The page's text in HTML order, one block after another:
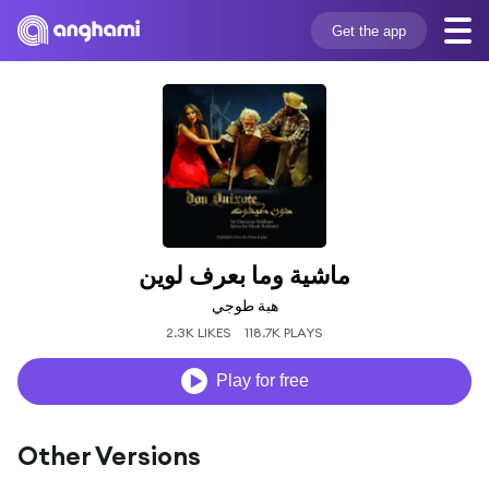
Get the app
ماشية وما بعرف لوين
هبة طوجي
2.3K LIKES 118.7K PLAYS
Play for free
Other Versions